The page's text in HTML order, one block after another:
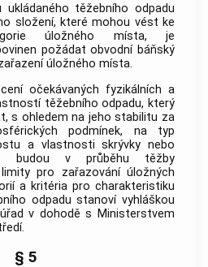
ukládaného těžebního odpadu
složení, které mohou vést ke
úložného místa, je
požádat obvodní báňský
úložného místa.
očekávaných fyzikálních a
těžebního odpadu, který
s ohledem na jeho stabilitu za
podmínek, na typ
a vlastnosti skrývky nebo
budou v průběhu těžby
pro zařazování úložných
a kritéria pro charakteristiku
odpadu stanoví vyhláškou
v dohodě s Ministerstvem
§ 5